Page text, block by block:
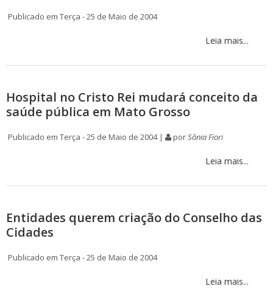
Publicado em Terça - 25 de Maio de 2004
Leia mais...
Hospital no Cristo Rei mudará conceito da
saúde pública em Mato Grosso
Publicado em Terça - 25 de Maio de 2004 | porSônia Fiori
Leia mais...
Entidades querem criação do Conselho das
Cidades
Publicado em Terça - 25 de Maio de 2004
Leia mais...